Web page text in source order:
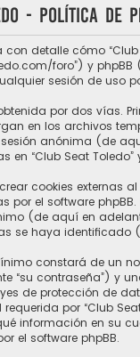
- Política de
detalle cómo “Club
foro”) y phpBB
sesión de uso
por dos vías.
en los archivos
anónima (de
en “Club Seat
cookies externas
por el software
(de aquí en
se haya identificado
constará de un
“su contraseña”) y
de protección de
por “Club
información en su
el software phpBB.